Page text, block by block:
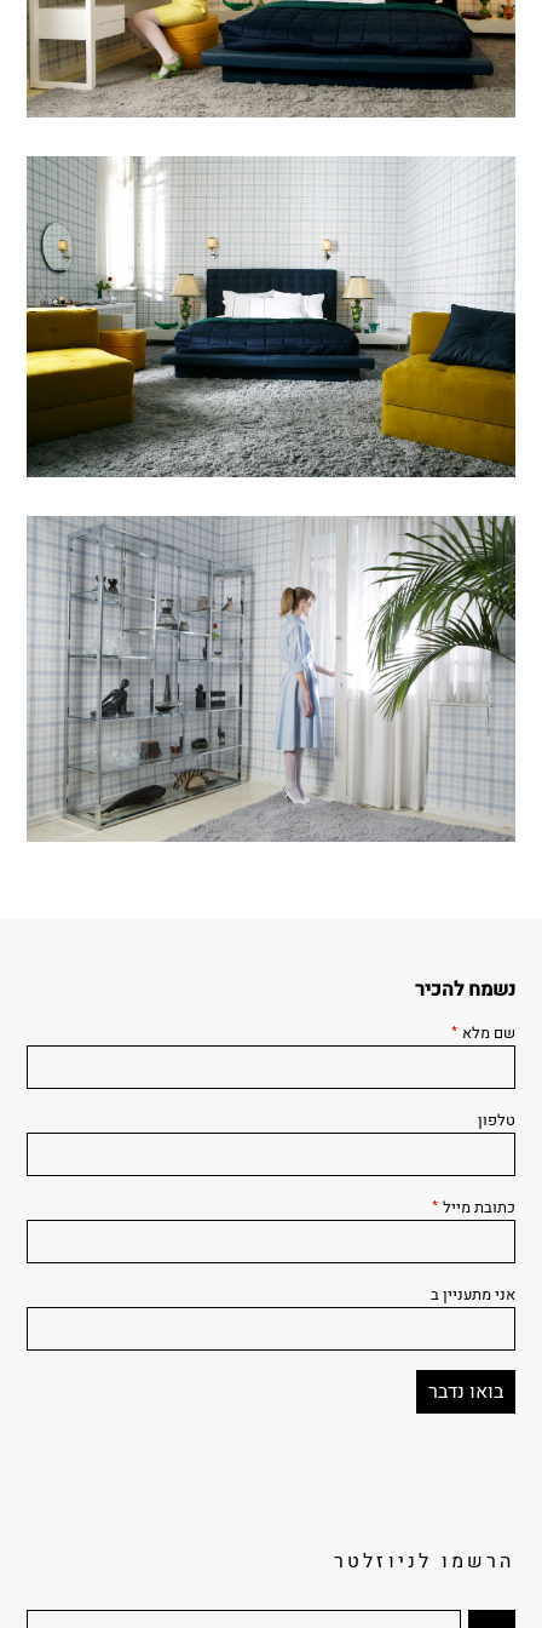
נשמח להכיר
שם מלא *
טלפון
כתובת מייל *
אני מתעניין ב
הרשמו לניוזלטר